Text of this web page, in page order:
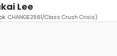
Lee
CHANGE2561/Class Crush Crisis)